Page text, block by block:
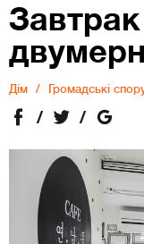
Дiм Громадські